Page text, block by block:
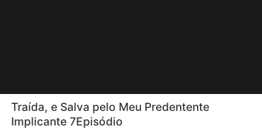
Traída, e Salva pelo Meu Predentente
Implicante 7Episódio